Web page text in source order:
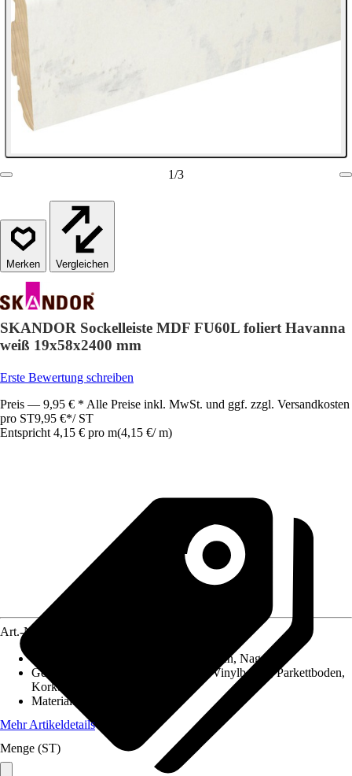
1/3
Vergleichen
SKANDOR Sockelleiste MDF FU60L foliert Havanna
weiß 19x58x2400 mm
Erste Bewertung schreiben
Preis — 9,95 € * Alle Preise inkl. MwSt. und ggf. zzgl. Versandkosten
pro ST9,95 €*/ ST
Entspricht 4,15 € pro m(4,15 €/ m)
Art.-Nr.
Clipsen, Schrauben, Kleben, Nageln
Geeignet für
Laminatboden, PVC / Vinylboden, Parkettboden,
Korkboden
Material:
Mehr Artikeldetails
Menge (ST)